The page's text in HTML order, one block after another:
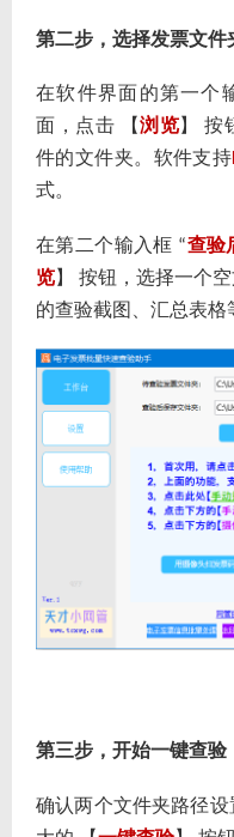
第二步，选择发票文件
在软件界面的第一个
面，点击 【浏览】 按
件的文件夹。软件支持
式。
在第二个输入框 “查验
览】 按钮，选择一个
的查验截图、汇总表格
第三步，开始一键查验
确认两个文件夹路径